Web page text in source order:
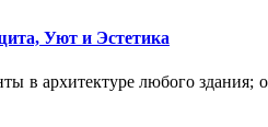
Уют и Эстетика
в архитектуре любого